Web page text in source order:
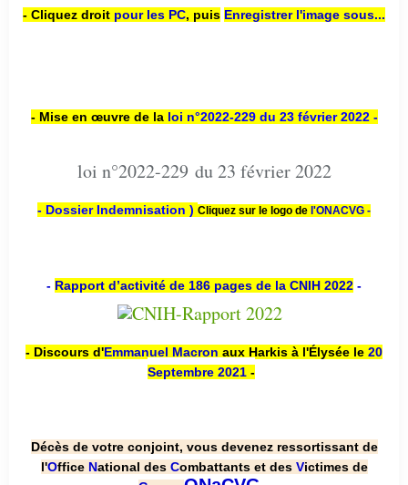
- Cliquez droit pour les PC, puis Enregistrer l'image sous...
- Mise en œuvre de la loi n°2022-229 du 23 février 2022 -
loi n°2022-229 du 23 février 2022
- Dossier Indemnisation ) Cliquez sur le logo de l'ONACVG -
- Rapport d’activité de 186 pages de la CNIH 2022 -
- Discours d'Emmanuel Macron aux Harkis à l'Élysée le 20
Septembre 2021 -
Décès de votre conjoint, vous devenez ressortissant de
l'Office National des Combattants et des Victimes de